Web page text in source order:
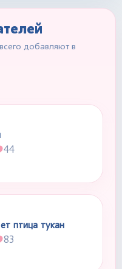
добавляют в
44
птица тукан
83